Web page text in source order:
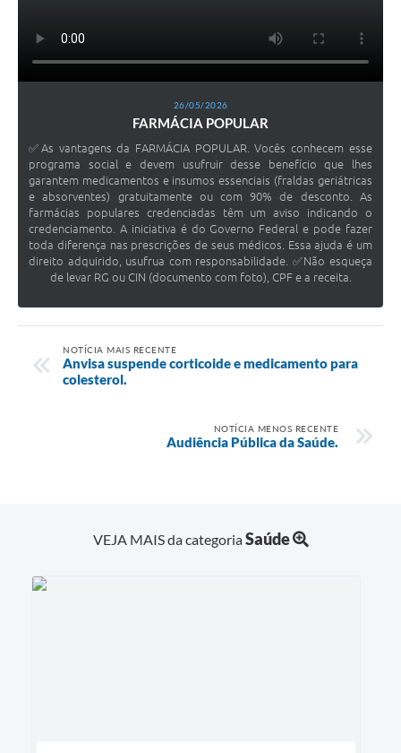
26/05/2026
FARMÁCIA POPULAR
✅As vantagens da FARMÁCIA POPULAR. Vocês conhecem esse
programa social e devem usufruir desse benefício que lhes
garantem medicamentos e insumos essenciais (fraldas geriátricas
e absorventes) gratuitamente ou com 90% de desconto. As
farmácias populares credenciadas têm um aviso indicando o
credenciamento. A iniciativa é do Governo Federal e pode fazer
toda diferença nas prescrições de seus médicos. Essa ajuda é um
direito adquirido, usufrua com responsabilidade. ✅Não esqueça
de levar RG ou CIN (documento com foto), CPF e a receita.
NOTÍCIA MAIS RECENTE
Anvisa suspende corticoide e medicamento para
colesterol.
NOTÍCIA MENOS RECENTE
Audiência Pública da Saúde.
VEJA MAIS da categoriaSaúde